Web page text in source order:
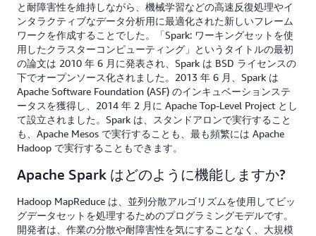
と耐障害性を維持しながら、機械学習などの高速反復処理やイ
ンタラクティブなデータ分析用に最適化された新しいフレーム
ワークを作成することでした。「Spark: ワーキングセットを使
用したクラスターコンピューティング」というタイトルの最初
の論文は 2010 年 6 月に発表され、Spark は BSD ライセンスの
下でオープンソース化されました。2013 年 6 月、Spark は
Apache Software Foundation (ASF) のインキュベーションステ
ータスを獲得し、2014 年 2 月に Apache Top-Level Project とし
て設立されました。Spark は、スタンドアロンで実行すること
も、Apache Mesos で実行することも、最も頻繁には Apache
Hadoop で実行することもできます。
Apache Spark はどのように機能しますか?
Hadoop MapReduce は、並列分散アルゴリズムを使用してビッ
グデータセットを処理するためのプログラミングモデルです。
開発者は、作業の分散や耐障害性を気にすることなく、大規模